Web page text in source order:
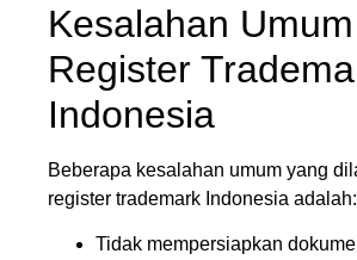
Kesalahan
Register
Indonesia
Beberapa kesalahan umum yang
register trademark Indonesia adalah:
Tidak mempersiapkan